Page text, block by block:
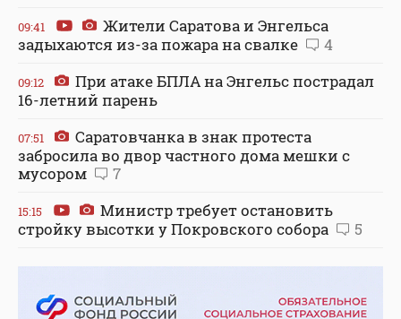
09:41
Жители Саратова и Энгельса
задыхаются из-за пожара на свалке
4
09:12
При атаке БПЛА на Энгельс пострадал
16-летний парень
07:51
Саратовчанка в знак протеста
забросила во двор частного дома мешки с
мусором
7
15:15
Министр требует остановить
стройку высотки у Покровского собора
5